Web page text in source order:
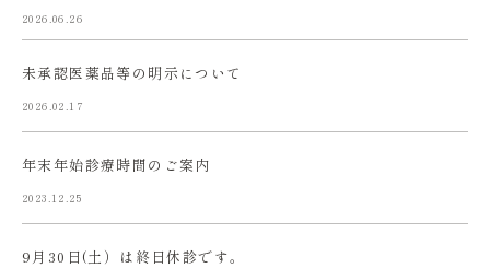
2026.06.26
未承認医薬品等の明示について
2026.02.17
年末年始診療時間のご案内
2023.12.25
9月30日(土）は終日休診です。